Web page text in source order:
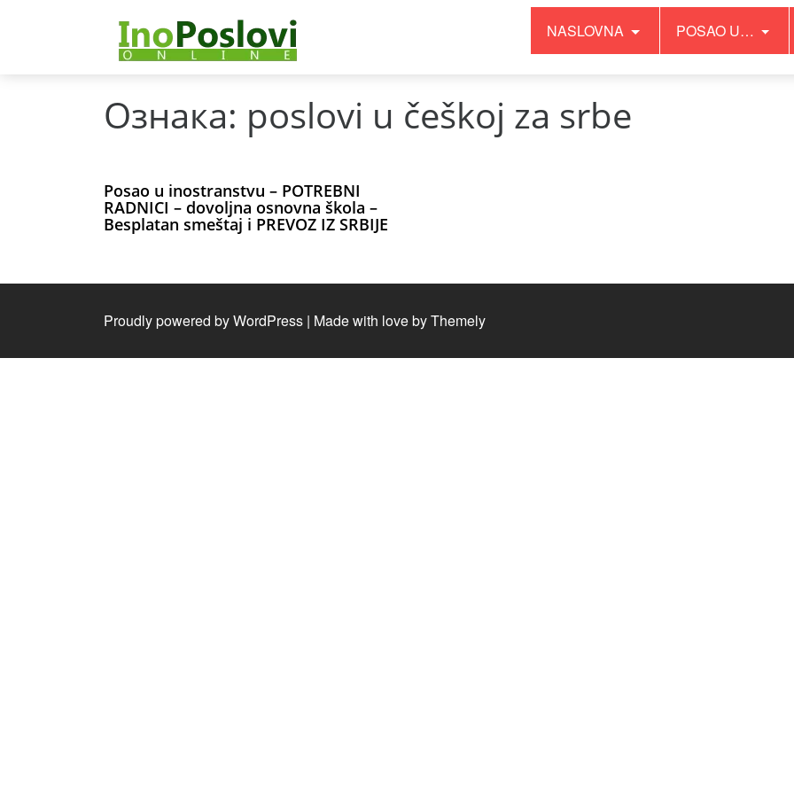
NASLOVNA POSAO U…
Ознака: poslovi u češkoj za srbe
Posao u inostranstvu – POTREBNI
RADNICI – dovoljna osnovna škola –
Besplatan smeštaj i PREVOZ IZ SRBIJE
Proudly powered by WordPress | Made with love byThemely